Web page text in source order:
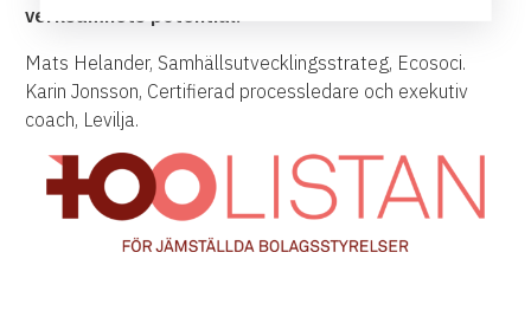
verksamhets potential!
Mats Helander, Samhällsutvecklingsstrateg, Ecosoci.
Karin Jonsson, Certifierad processledare och exekutiv
coach, Levilja.